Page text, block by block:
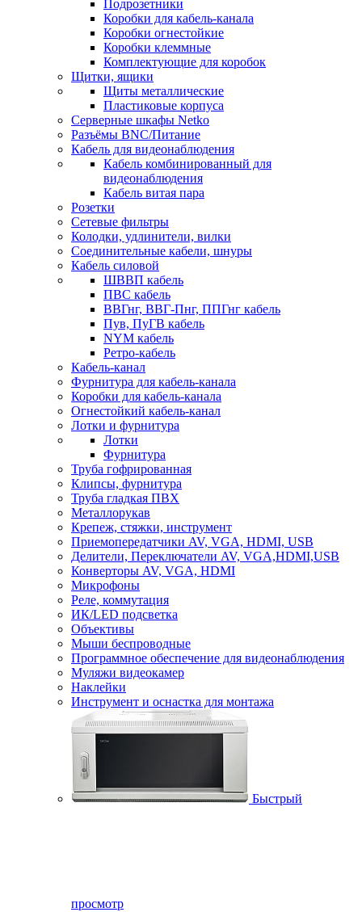
Подрозетники
Коробки для кабель-канала
Коробки огнестойкие
Коробки клеммные
Комплектующие для коробок
Щитки, ящики
Щиты металлические
Пластиковые корпуса
Серверные шкафы Netko
Разъёмы BNC/Питание
Кабель для видеонаблюдения
Кабель комбинированный для
видеонаблюдения
Кабель витая пара
Розетки
Сетевые фильтры
Колодки, удлинители, вилки
Соединительные кабели, шнуры
Кабель силовой
ШВВП кабель
ПВС кабель
ВВГнг, ВВГ-Пнг, ППГнг кабель
Пув, ПуГВ кабель
NYM кабель
Ретро-кабель
Кабель-канал
Фурнитура для кабель-канала
Коробки для кабель-канала
Огнестойкий кабель-канал
Лотки и фурнитура
Лотки
Фурнитура
Труба гофрированная
Клипсы, фурнитура
Труба гладкая ПВХ
Металлорукав
Крепеж, стяжки, инструмент
Приемопередатчики AV, VGA, HDMI, USB
Делители, Переключатели AV, VGA,HDMI,USB
Конверторы AV, VGA, HDMI
Микрофоны
Реле, коммутация
ИК/LED подсветка
Объективы
Мыши беспроводные
Программное обеспечение для видеонаблюдения
Муляжи видеокамер
Наклейки
Инструмент и оснастка для монтажа
Быстрый
просмотр